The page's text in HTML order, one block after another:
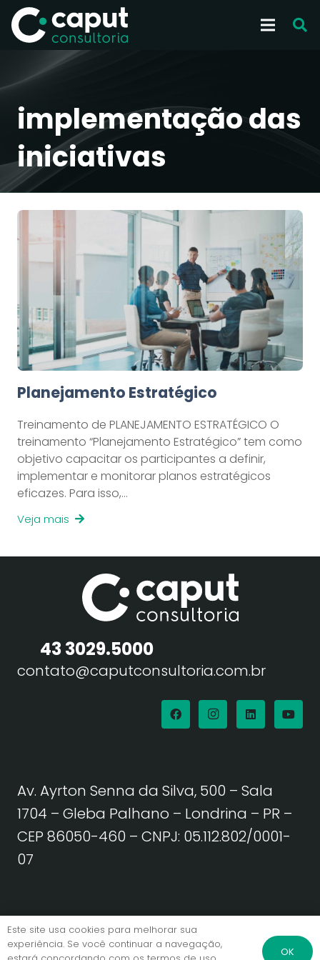
implementação das
iniciativas
Planejamento Estratégico
Treinamento de PLANEJAMENTO ESTRATÉGICO O
treinamento “Planejamento Estratégico” tem como
objetivo capacitar os participantes a definir,
implementar e monitorar planos estratégicos
eficazes. Para isso,…
Veja mais
43 3029.5000
contato@caputconsultoria.com.br
Av. Ayrton Senna da Silva, 500 – Sala
1704 – Gleba Palhano – Londrina – PR –
CEP 86050-460 – CNPJ: 05.112.802/0001-
07
Política de Privacidade | Termos de Uso
Este site usa cookies para melhorar sua
experiência. Se você continuar a navegação,
OK